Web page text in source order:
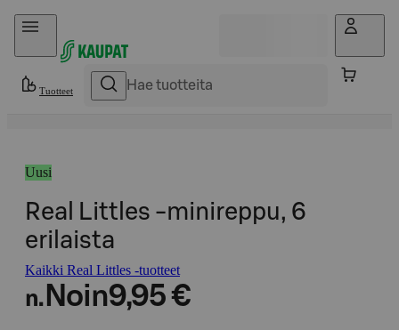
Hyppää sisältöön
Tuotteet
Uusi
Real Littles -minireppu, 6
erilaista
Kaikki Real Littles -tuotteet
n. Noin9,95 €